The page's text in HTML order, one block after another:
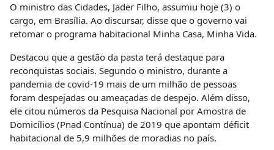
O ministro das Cidades, Jader Filho, assumiu hoje (3) o
cargo, em Brasília. Ao discursar, disse que o governo vai
retomar o programa habitacional Minha Casa, Minha Vida.
Destacou que a gestão da pasta terá destaque para
reconquistas sociais. Segundo o ministro, durante a
pandemia de covid-19 mais de um milhão de pessoas
foram despejadas ou ameaçadas de despejo. Além disso,
ele citou números da Pesquisa Nacional por Amostra de
Domicílios (Pnad Contínua) de 2019 que apontam déficit
habitacional de 5,9 milhões de moradias no país.